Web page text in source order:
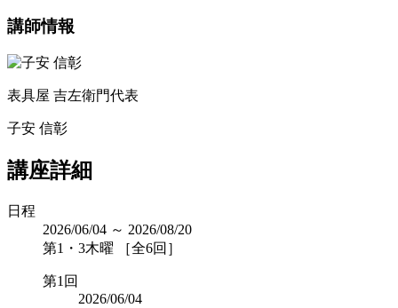
講師情報
表具屋 吉左衛門代表
子安 信彰
講座詳細
日程
2026/06/04 ～ 2026/08/20
第1・3木曜 ［全6回］
第1回
2026/06/04